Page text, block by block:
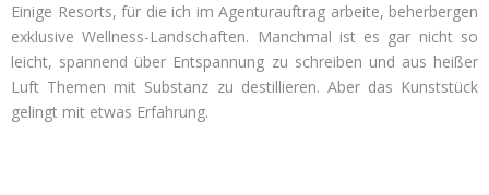
Einige Resorts, für die ich im Agen­tur­auf­trag arbeite, beher­ber­gen
exklu­sive Well­ness-Land­schaf­ten. Manch­mal ist es gar nicht so
leicht, span­nend über Ent­span­nung zu schrei­ben und aus hei­ßer
Luft The­men mit Sub­stanz zu destil­lie­ren. Aber das Kunst­stück
gelingt mit etwas Erfahrung.